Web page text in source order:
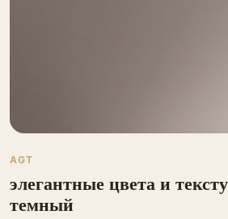
AGT
элегантные цвета и
темный